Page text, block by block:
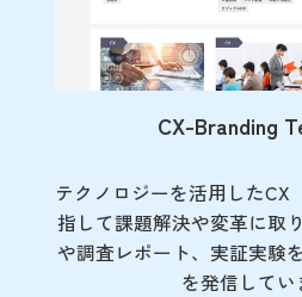
CX-Branding
テクノロジーを活用したCX
指して課題解決や変革に取
や調査レポート、実証実験
を発信してい